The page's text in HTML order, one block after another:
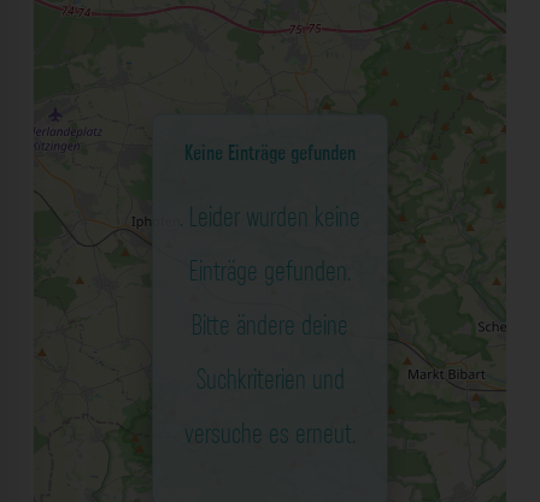
Keine Einträge gefunden
. Leider wurden keine
Einträge gefunden.
Bitte ändere deine
Suchkriterien und
versuche es erneut.